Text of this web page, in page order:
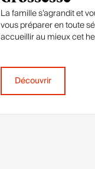
La famille s’agrandit et
vous préparer en toute
accueillir au mieux cet
Découvrir